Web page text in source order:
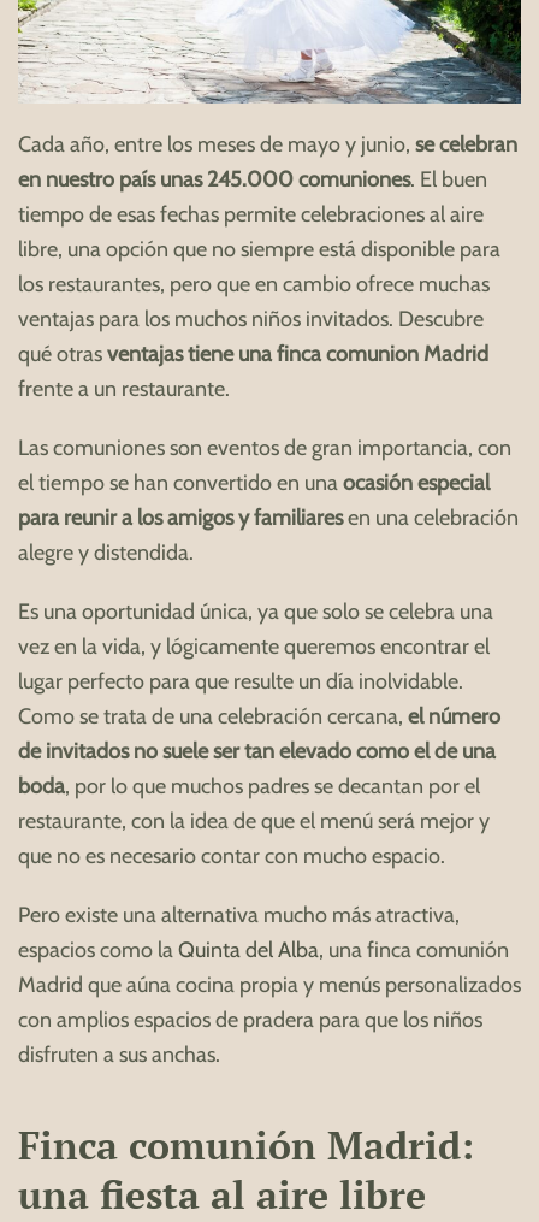
Cada año, entre los meses de mayo y junio, se celebran
en nuestro país unas 245.000 comuniones. El buen
tiempo de esas fechas permite celebraciones al aire
libre, una opción que no siempre está disponible para
los restaurantes, pero que en cambio ofrece muchas
ventajas para los muchos niños invitados. Descubre
qué otrasventajas tiene una finca comunion Madrid
frente a un restaurante.
Las comuniones son eventos de gran importancia, con
el tiempo se han convertido en unaocasión especial
para reunir a los amigos y familiaresen una celebración
alegre y distendida.
Es una oportunidad única, ya que solo se celebra una
vez en la vida, y lógicamente queremos encontrar el
lugar perfecto para que resulte un día inolvidable.
Como se trata de una celebración cercana, el número
de invitados no suele ser tan elevado como el de una
boda, por lo que muchos padres se decantan por el
restaurante, con la idea de que el menú será mejor y
que no es necesario contar con mucho espacio.
Pero existe una alternativa mucho más atractiva,
espacios como laQuinta del Alba, una finca comunión
Madrid que aúna cocina propia y menús personalizados
con amplios espacios de pradera para que los niños
disfruten a sus anchas.
Finca comunión Madrid:
una fiesta al aire libre